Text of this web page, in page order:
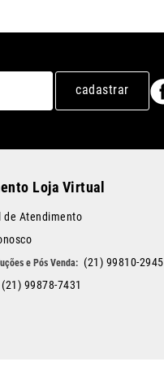
cadastrar
Loja Virtual
de Atendimento
(21) 99810-2945
(21) 99878-7431